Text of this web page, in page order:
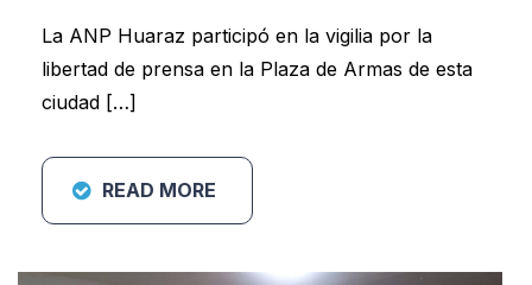
La ANP Huaraz participó en la vigilia por la
libertad de prensa en la Plaza de Armas de esta
ciudad […]
READ MORE